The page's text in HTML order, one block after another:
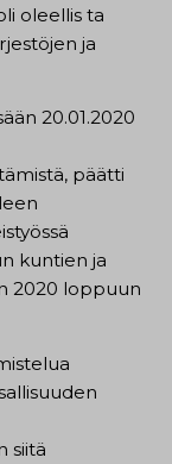
oleellis ta
ja
20.01.2020
päätti
kuntien ja
2020 loppuun
siitä